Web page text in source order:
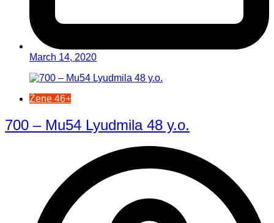
March 14, 2020
Žene 46+
700 – Mu54 Lyudmila 48 y.o.